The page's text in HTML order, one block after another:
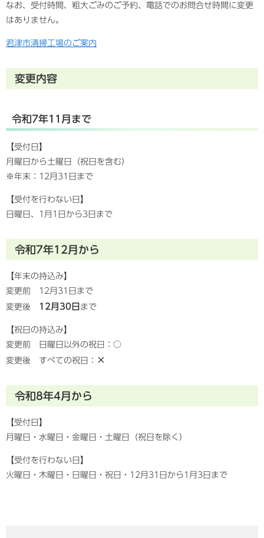
なお、受付時間、粗大ごみのご予約、電話でのお問合せ時間に変更
はありません。
君津市清掃工場のご案内
変更内容
令和7年11月まで
【受付日】
月曜日から土曜日（祝日を含む）
※年末：12月31日まで
【受付を行わない日】
日曜日、1月1日から3日まで
令和7年12月から
【年末の持込み】
変更前 12月31日まで
変更後
12月30日まで
【祝日の持込み】
変更前 日曜日以外の祝日：○
変更後 すべての祝日：
×
令和8年4月から
【受付日】
月曜日・水曜日・金曜日・土曜日（祝日を除く）
【受付を行わない日】
火曜日・木曜日・日曜日・祝日・12月31日から1月3日まで